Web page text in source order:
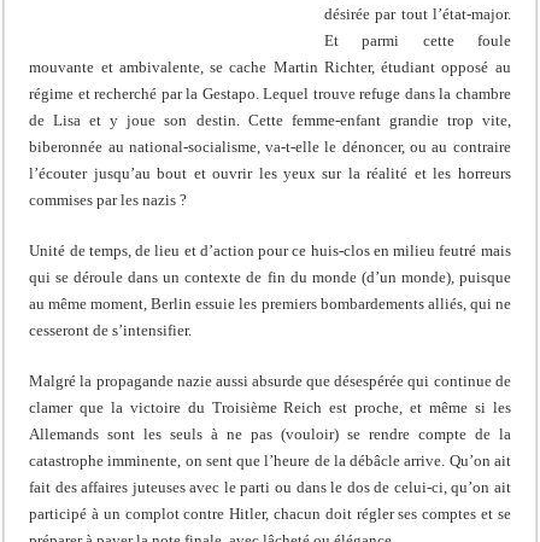
désirée par tout l’état-major.
Et parmi cette foule
mouvante et ambivalente, se cache Martin Richter, étudiant opposé au
régime et recherché par la Gestapo. Lequel trouve refuge dans la chambre
de Lisa et y joue son destin. Cette femme-enfant grandie trop vite,
biberonnée au national-socialisme, va-t-elle le dénoncer, ou au contraire
l’écouter jusqu’au bout et ouvrir les yeux sur la réalité et les horreurs
commises par les nazis ?
Unité de temps, de lieu et d’action pour ce huis-clos en milieu feutré mais
qui se déroule dans un contexte de fin du monde (d’un monde), puisque
au même moment, Berlin essuie les premiers bombardements alliés, qui ne
cesseront de s’intensifier.
Malgré la propagande nazie aussi absurde que désespérée qui continue de
clamer que la victoire du Troisième Reich est proche, et même si les
Allemands sont les seuls à ne pas (vouloir) se rendre compte de la
catastrophe imminente, on sent que l’heure de la débâcle arrive. Qu’on ait
fait des affaires juteuses avec le parti ou dans le dos de celui-ci, qu’on ait
participé à un complot contre Hitler, chacun doit régler ses comptes et se